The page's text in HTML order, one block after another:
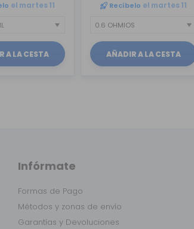
el martes 11
A LA CESTA
Recíbelo el martes 11
AÑADIR A LA CESTA
Infórmate
Formas de Pago
Métodos y zonas de envío
Garantías y Devoluciones